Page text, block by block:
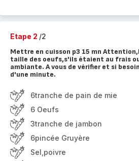
Etape 2 /2
Mettre en cuisson p3 15 mn
taille des oeufs,s'ils étaient au frais
ambiante. A vous de vérifier et si
d'une minute.
6tranche de pain de mie
6 Oeufs
3tranche de jambon
6pincée Gruyère
Sel,poivre